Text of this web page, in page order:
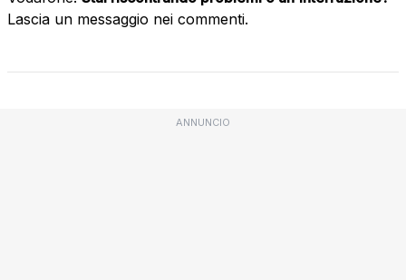
Lascia un messaggio nei commenti.
ANNUNCIO